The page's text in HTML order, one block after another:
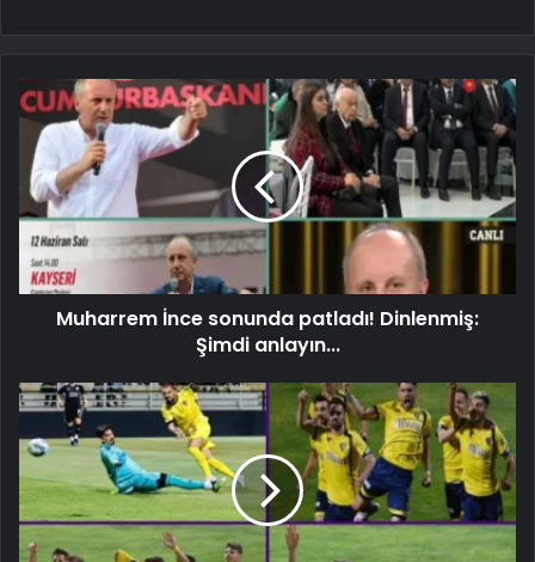
Muharrem İnce sonunda patladı! Dinlenmiş:
Şimdi anlayın...